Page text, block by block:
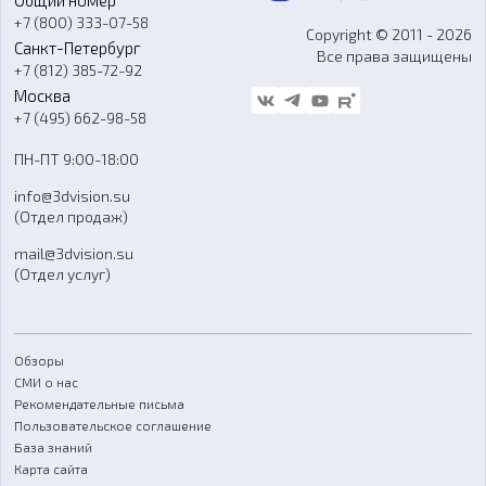
Программное обеспечение
Ремонт и услуги
Контакты
Гос. закупки
Стать дилером
Блог
FAQ
+7 (800) 333-07-58
Санкт-Петербург
+7 (812) 385-72-92
Москва
+7 (495) 662-98-58
ПН-ПТ 9:00-18:00
info@3dvision.su
(Отдел продаж)
mail@3dvision.su
(Отдел услуг)
Copyright © 2011 - 2026
Все права защищены
Обзоры
СМИ о нас
Рекомендательные письма
Пользовательское соглашение
База знаний
Карта сайта